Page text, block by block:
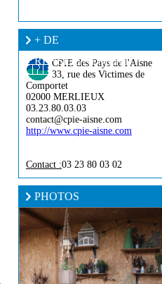
+ DE
RENSEIGNEMENT ?
CPIE des Pays de l'Aisne
33, rue des Victimes de
Comportet
02000 MERLIEUX
03.23.80.03.03
contact@cpie-aisne.com
http://www.cpie-aisne.com
Contact :03 23 80 03 02
PHOTOS